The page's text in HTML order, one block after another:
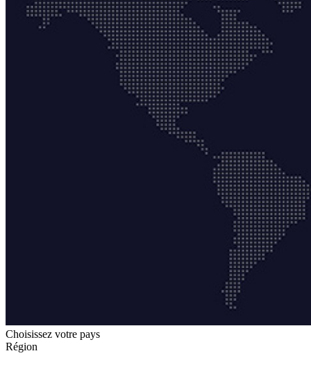
Choisissez votre pays
Région